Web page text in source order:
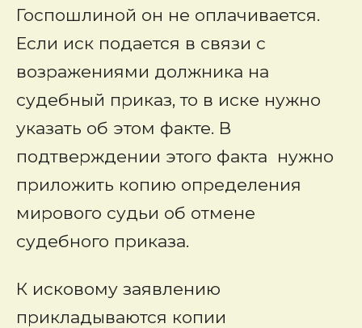
Госпошлиной он не оплачивается.
Если иск подается в связи с
возражениями должника на
судебный приказ, то в иске нужно
указать об этом факте. В
подтверждении этого факта нужно
приложить копию определения
мирового судьи об отмене
судебного приказа.
К исковому заявлению
прикладываются копии